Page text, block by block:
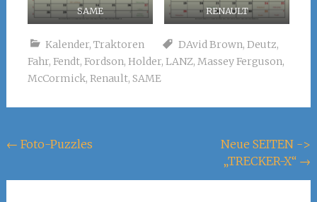
SAME RENAULT
Kalender, Traktoren DAvid Brown, Deutz,
Fahr, Fendt, Fordson, Holder, LANZ, Massey Ferguson,
McCormick, Renault, SAME
Beitragsnavigation
← Foto-Puzzles
Neue SEITEN ->
„TRECKER-X“ →